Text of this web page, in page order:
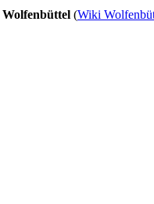
Wolfenbüttel (Wiki